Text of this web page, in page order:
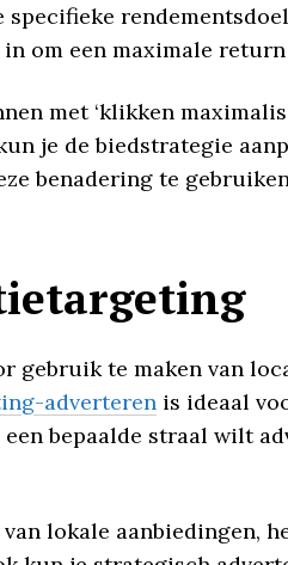
om een maximale
met ‘klikken
je de biedstrategie
benadering te
gebruik te maken van
adverteren is ideaal
bepaalde straal wilt
lokale aanbiedingen,